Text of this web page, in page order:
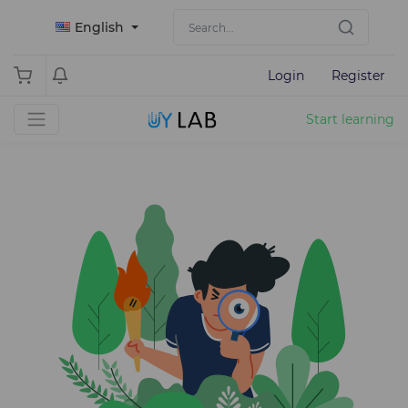
English
Login Register
Start learning